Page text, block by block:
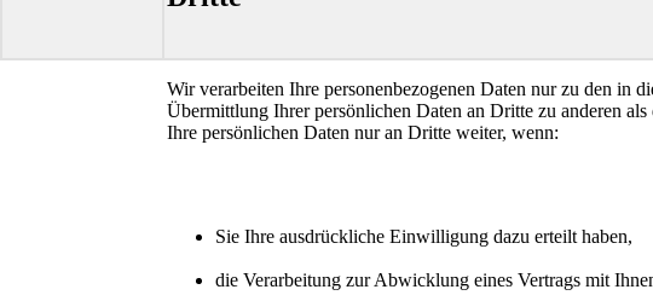
Wir verarbeiten Ihre personenbezogenen Daten nur zu den in
Übermittlung Ihrer persönlichen Daten an Dritte zu anderen
Ihre persönlichen Daten nur an Dritte weiter, wenn:
Sie Ihre ausdrückliche Einwilligung dazu erteilt haben,
die Verarbeitung zur Abwicklung eines Vertrags mit